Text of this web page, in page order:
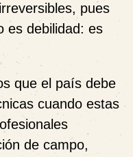
pues
es debilidad: es
que el país debe
cuando estas
de campo,